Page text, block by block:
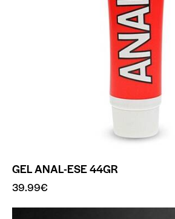
GEL ANAL-ESE 44GR
39.99€